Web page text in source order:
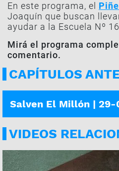
En este programa, el Piñe
Joaquín que buscan
ayudar a la Escuela Nº
Mirá el programa
comentario.
CAPÍTULOS
ROXANA Y PABLO
Salven El Millón | 29-
VIDEOS